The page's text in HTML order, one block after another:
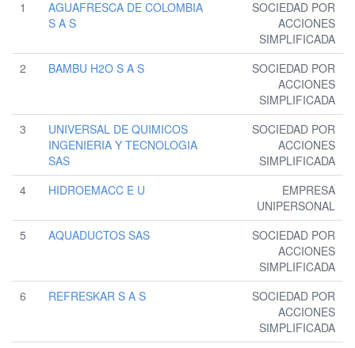
1
AGUAFRESCA DE COLOMBIA
S A S
SOCIEDAD POR
ACCIONES
SIMPLIFICADA
2
BAMBU H2O S A S
SOCIEDAD POR
ACCIONES
SIMPLIFICADA
3
UNIVERSAL DE QUIMICOS
INGENIERIA Y TECNOLOGIA
SAS
SOCIEDAD POR
ACCIONES
SIMPLIFICADA
4
HIDROEMACC E U
EMPRESA
UNIPERSONAL
5
AQUADUCTOS SAS
SOCIEDAD POR
ACCIONES
SIMPLIFICADA
6
REFRESKAR S A S
SOCIEDAD POR
ACCIONES
SIMPLIFICADA